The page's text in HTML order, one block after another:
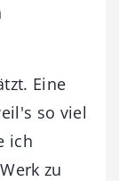
Eine
so viel
ich
zu